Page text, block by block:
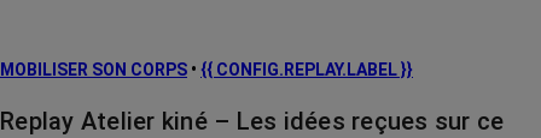
MOBILISER SON CORPS • {{ CONFIG.REPLAY.LABEL }}
Replay Atelier kiné – Les idées reçues sur ce